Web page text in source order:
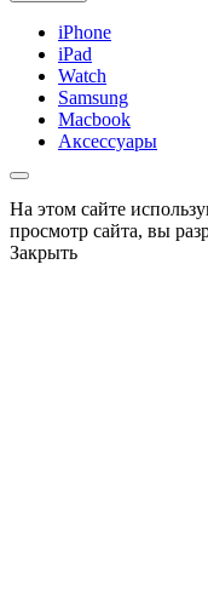
iPhone
iPad
Watch
Samsung
Macbook
Аксессуары
На этом сайте
просмотр сайта, вы
Закрыть